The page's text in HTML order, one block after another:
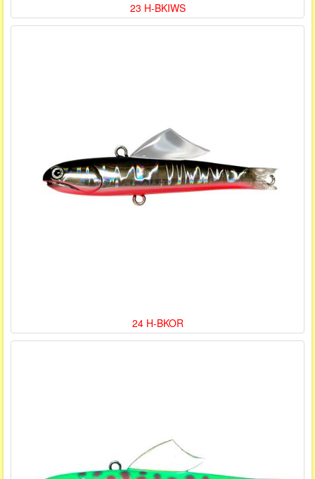
23 H-BKIWS
24 H-BKOR